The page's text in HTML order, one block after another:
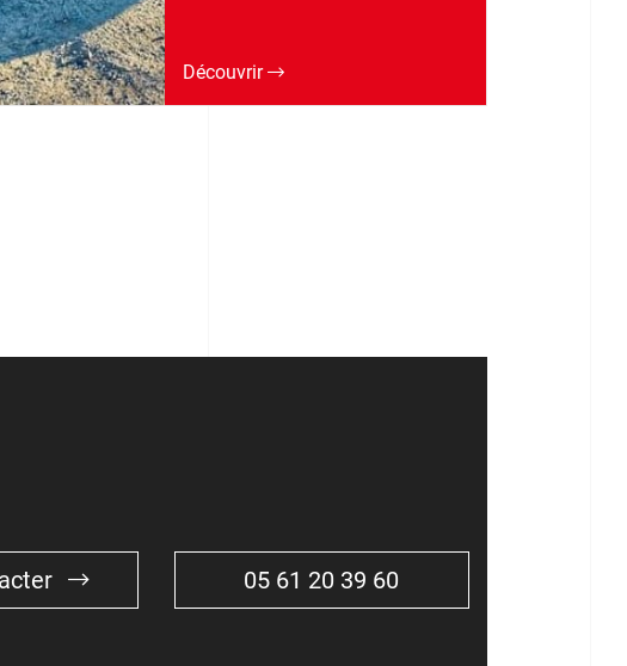
Découvrir
05 61 20 39 60